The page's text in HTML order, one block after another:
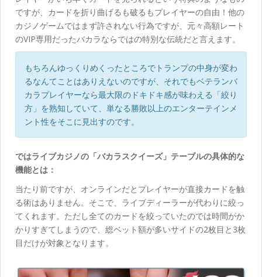
ですが、カードを折り曲げるも破るもプレイヤーの自由！他の
カジノゲームではまず許されない行為ですが、元々高額レート
のVIP専用だったバカラならではの特別な伝統だと言えます。
もちろんゆっくりめくったところでトランプの中身が変わ
るなんてことはありえないのですが、それでもベテランバ
カラプレイヤーなら最大限のドキドキ感が味わえる「絞り
方」を熟知していて、単なる勝敗以上のエンターテインメ
ント性をそこに見出すのです。
ではライブカジノの「バカラスクイーズ」テーブルの具体的な
機能とは：
当たり前ですが、オンラインだとプレイヤーが直接カードを触
る術はありません。そこで、ライブディーラーが代わりに絞っ
てくれます。ただし全てのカードを絞っていたのでは時間がか
かりすぎてしまうので、総ベット額が多いサイドの2枚目と3枚
目だけが対象となります。